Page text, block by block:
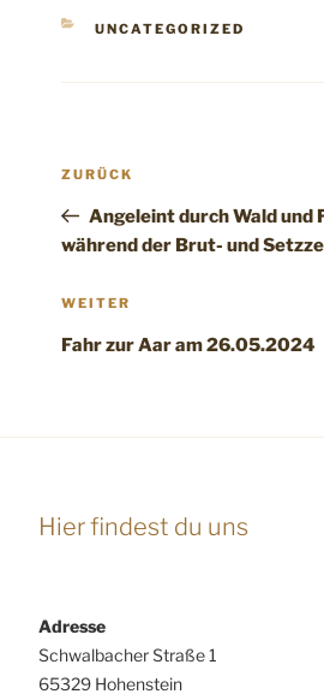
KATEGORIEN
UNCATEGORIZED
Vorheriger
ZURÜCK
Angeleint durch Wald und
während der Brut- und
Nächster
WEITER
Fahr zur Aar am 26.05.2024
Hier findest du uns
Adresse
Schwalbacher Straße 1
65329 Hohenstein